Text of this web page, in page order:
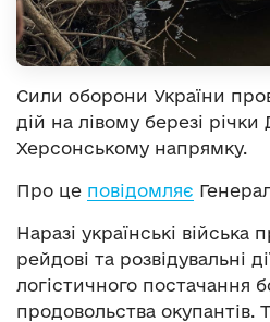
Сили оборони України
дій на лівому березі річки
Херсонському напрямку.
Про це повідомляє
Наразі українські війська
рейдові та розвідувальні
логістичного постачання
продовольства окупантів.